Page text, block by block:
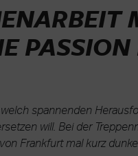
spannenden
will. Bei der
Frankfurt mal kurz